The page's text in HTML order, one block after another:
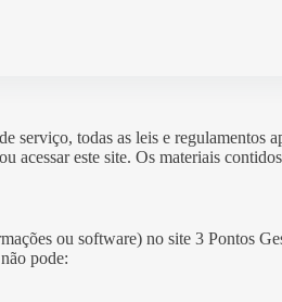
serviço, todas as leis e
este site. Os materiais
ou software) no site 3 Pontos
pode: